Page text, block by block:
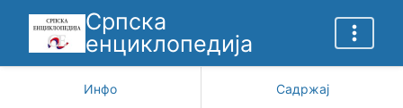
Српска
енциклопедија
Инфо Садржај